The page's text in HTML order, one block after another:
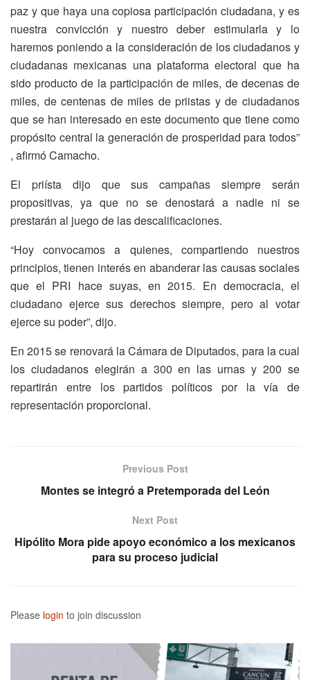
paz y que haya una copiosa participación ciudadana, y es
nuestra convicción y nuestro deber estimularla y lo
haremos poniendo a la consideración de los ciudadanos y
ciudadanas mexicanas una plataforma electoral que ha
sido producto de la participación de miles, de decenas de
miles, de centenas de miles de priistas y de ciudadanos
que se han interesado en este documento que tiene como
propósito central la generación de prosperidad para todos”
, afirmó Camacho.
El priísta dijo que sus campañas siempre serán
propositivas, ya que no se denostará a nadie ni se
prestarán al juego de las descalificaciones.
“Hoy convocamos a quienes, compartiendo nuestros
principios, tienen interés en abanderar las causas sociales
que el PRI hace suyas, en 2015. En democracia, el
ciudadano ejerce sus derechos siempre, pero al votar
ejerce su poder”, dijo.
En 2015 se renovará la Cámara de Diputados, para la cual
los ciudadanos elegirán a 300 en las urnas y 200 se
repartirán entre los partidos políticos por la vía de
representación proporcional.
Previous Post
Montes se integró a Pretemporada del León
Next Post
Hipólito Mora pide apoyo económico a los mexicanos
para su proceso judicial
Please login to join discussion